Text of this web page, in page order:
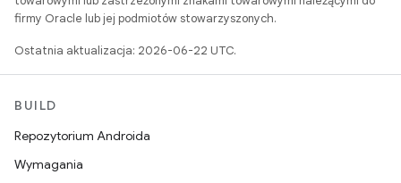
firmy Oracle lub jej podmiotów stowarzyszonych.
Ostatnia aktualizacja: 2026-06-22 UTC.
BUILD
Repozytorium Androida
Wymagania